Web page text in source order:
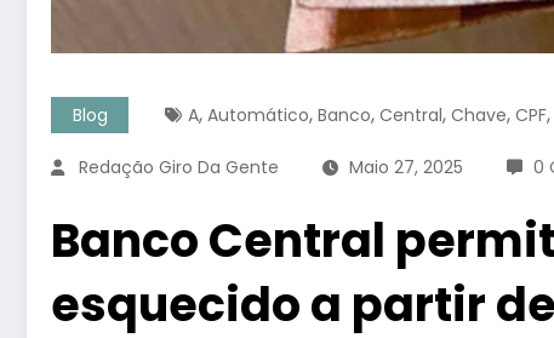
Blog A, Automático, Banco, Central, Chave, CPF,
Redação Giro Da Gente Maio 27, 2025 0
Banco Central
esquecido a partir